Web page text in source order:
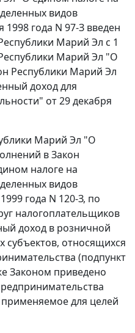
видов
года N 97-З введен
Марий Эл с 1
Марий Эл "О
Республики Марий Эл
доход для
от 29 декабря
Марий Эл "О
в Закон
налоге на
видов
года N 120-З, по
налогоплательщиков
доход в розничной
субъектов, относящихся
(подпункт
Законом приведено
применяемое для целей